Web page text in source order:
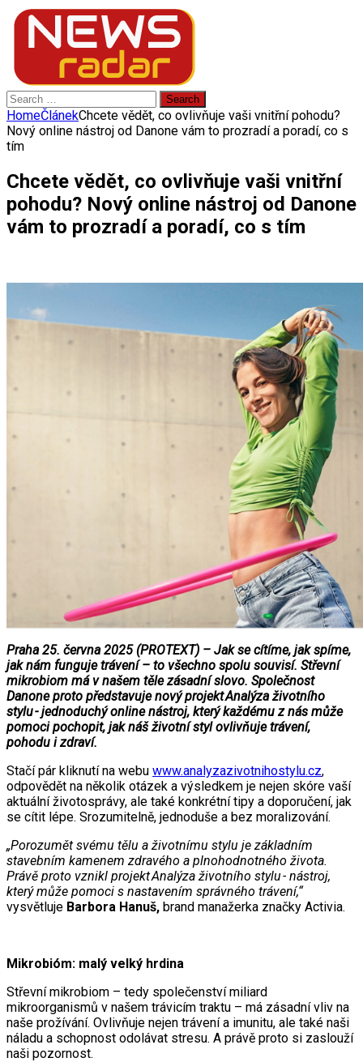
Search
for:
HomeČlánekChcete vědět, co ovlivňuje vaši vnitřní pohodu?
Nový online nástroj od Danone vám to prozradí a poradí, co s
tím
Chcete vědět, co ovlivňuje vaši vnitřní
pohodu? Nový online nástroj od Danone
vám to prozradí a poradí, co s tím
Praha 25. června 2025 (PROTEXT) – Jak se cítíme, jak spíme,
jak nám funguje trávení – to všechno spolu souvisí. Střevní
mikrobiom má v našem těle zásadní slovo. Společnost
Danone proto představuje nový projekt Analýza životního
stylu - jednoduchý online nástroj, který každému z nás může
pomoci pochopit, jak náš životní styl ovlivňuje trávení,
pohodu i zdraví.
Stačí pár kliknutí na webu www.analyzazivotnihostylu.cz,
odpovědět na několik otázek a výsledkem je nejen skóre vaší
aktuální životosprávy, ale také konkrétní tipy a doporučení, jak
se cítit lépe. Srozumitelně, jednoduše a bez moralizování.
„Porozumět svému tělu a životnímu stylu je základním
stavebním kamenem zdravého a plnohodnotného života.
Právě proto vznikl projekt Analýza životního stylu - nástroj,
který může pomoci s nastavením správného trávení,“
vysvětluje Barbora Hanuš, brand manažerka značky Activia.
Mikrobióm: malý velký hrdina
Střevní mikrobiom – tedy společenství miliard
mikroorganismů v našem trávicím traktu – má zásadní vliv na
naše prožívání. Ovlivňuje nejen trávení a imunitu, ale také naši
náladu a schopnost odolávat stresu. A právě proto si zaslouží
naši pozornost.